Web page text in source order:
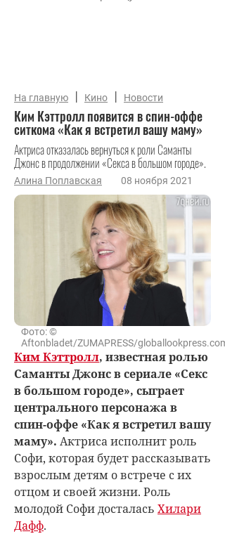
На главную | Кино | Новости
Ким Кэттролл появится в спин-оффе
ситкома «Как я встретил вашу маму»
Актриса отказалась вернуться к роли Саманты
Джонс в продолжении «Секса в большом городе».
Алина Поплавская 08 ноября 2021
Фото: ©
Aftonbladet/ZUMAPRESS/globallookpress.com
Ким Кэттролл, известная ролью
Саманты Джонс в сериале «Секс
в большом городе», сыграет
центрального персонажа в
спин-оффе «Как я встретил вашу
маму». Актриса исполнит роль
Софи, которая будет рассказывать
взрослым детям о встрече с их
отцом и своей жизни. Роль
молодой Софи досталась Хилари
Дафф.